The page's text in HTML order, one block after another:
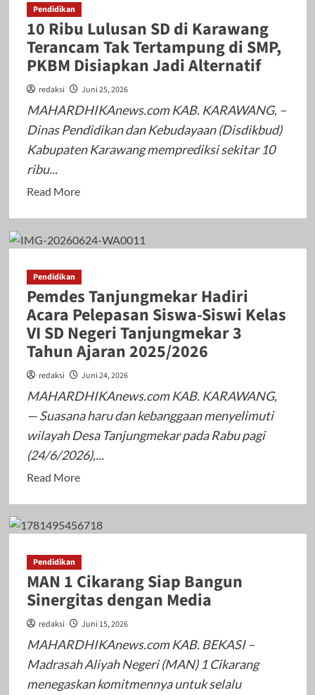
Karawang
2026
Mulai
Desa
Puseurjaya,
Jalankan
Program
Pendidikan
10 Ribu Lulusan SD di Karawang
Terancam Tak Tertampung di SMP,
PKBM Disiapkan Jadi Alternatif
redaksi Juni 25, 2026
MAHARDHIKAnews.com KAB. KARAWANG, –
Dinas Pendidikan dan Kebudayaan (Disdikbud)
Kabupaten Karawang memprediksi sekitar 10
ribu...
Read MoreRead
10
SD
di
Karawang
Terancam
di
SMP,
PKBM
Disiapkan
Pendidikan
Pemdes Tanjungmekar Hadiri
Acara Pelepasan Siswa-Siswi Kelas
VI SD Negeri Tanjungmekar 3
Tahun Ajaran 2025/2026
redaksi Juni 24, 2026
MAHARDHIKAnews.com KAB. KARAWANG,
— Suasana haru dan kebanggaan menyelimuti
wilayah Desa Tanjungmekar pada Rabu pagi
(24/6/2026),...
Read MoreRead
Pemdes
Acara
Pelepasan
Siswa-
Kelas
VI
SD
Pendidikan
MAN 1 Cikarang Siap Bangun
Sinergitas dengan Media
redaksi Juni 15, 2026
MAHARDHIKAnews.com KAB. BEKASI –
Madrasah Aliyah Negeri (MAN) 1 Cikarang
menegaskan komitmennya untuk selalu